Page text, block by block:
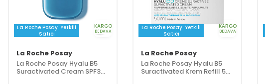
La Roche Posay Yetkili
Satıcı
KARGO
BEDAVA
La Roche Posay
La Roche Posay Hyalu B5
Suractivated Cream SPF30
La Roche Posay Yetkili
Satıcı
KARGO
BEDAVA
La Roche Posay
La Roche Posay Hyalu B5
Suractivated Krem Refill 50